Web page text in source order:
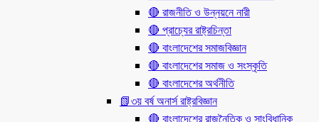
🔴 রাজনীতি ও উন্নয়নে নারী
🔴 প্রাচ্যের রাষ্ট্রচিন্তা
🔴 বাংলাদেশের সমাজবিজ্ঞান
🔴 বাংলাদেশের সমাজ ও সংস্কৃতি
🔴 বাংলাদেশের অর্থনীতি
📗৩য় বর্ষ অনার্স রাষ্ট্রবিজ্ঞান